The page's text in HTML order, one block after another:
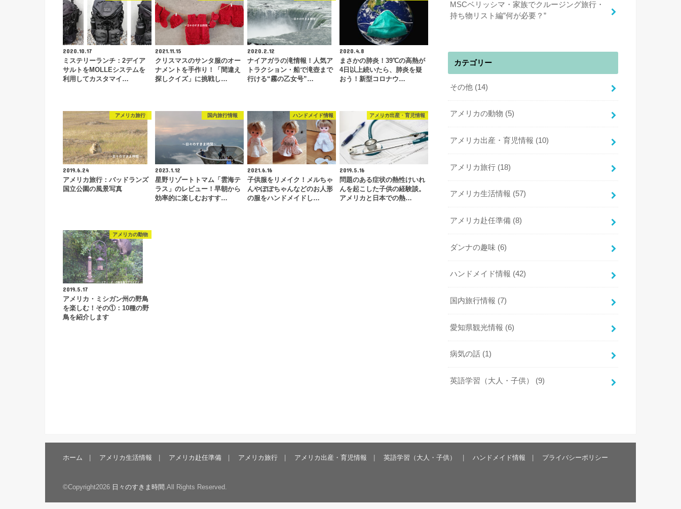
2020.10.17
ミステリーランチ：2デイア
サルトをMOLLEシステムを
利用してカスタマイ…
2021.11.15
クリスマスのサンタ服のオー
ナメントを手作り！「間違え
探しクイズ」に挑戦し…
2020.2.12
ナイアガラの滝情報！人気ア
トラクション・船で滝壺まで
行ける“霧の乙女号”…
2020.4.8
まさかの肺炎！39℃の高熱が
4日以上続いたら、肺炎を疑
おう！新型コロナウ…
アメリカ旅行
2019.6.24
アメリカ旅行：バッドランズ
国立公園の風景写真
国内旅行情報
2023.1.12
星野リゾートトマム「雲海テ
ラス」のレビュー！早朝から
効率的に楽しむおすす…
ハンドメイド情報
2021.6.16
子供服をリメイク！メルちゃ
んやぽぽちゃんなどのお人形
の服をハンドメイドし…
アメリカ出産・育児情報
2019.5.16
問題のある症状の熱性けいれ
んを起こした子供の経験談。
アメリカと日本での熱…
アメリカの動物
2019.5.17
アメリカ・ミシガン州の野鳥
を楽しむ！その①：10種の野
鳥を紹介します
MSCベリッシマ・家族でクルージング旅行・
持ち物リスト編”何が必要？”
カテゴリー
その他 (14)
アメリカの動物 (5)
アメリカ出産・育児情報 (10)
アメリカ旅行 (18)
アメリカ生活情報 (57)
アメリカ赴任準備 (8)
ダンナの趣味 (6)
ハンドメイド情報 (42)
国内旅行情報 (7)
愛知県観光情報 (6)
病気の話 (1)
英語学習（大人・子供） (9)
ホーム アメリカ生活情報 アメリカ赴任準備 アメリカ旅行 アメリカ出産・育児情報 英語学習（大人・子供） ハンドメイド情報 プライバシーポリシー
©Copyright2026 日々のすきま時間 .All Rights Reserved.